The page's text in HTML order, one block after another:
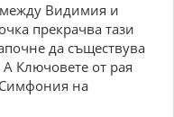
между Видимия и
прекрачва тази
да съществува
Ключовете от рая
Симфония на